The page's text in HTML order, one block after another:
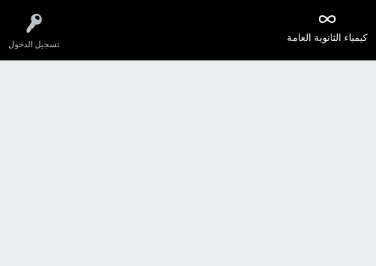
تسجيل الدخول
كيمياء الثانوية العامة